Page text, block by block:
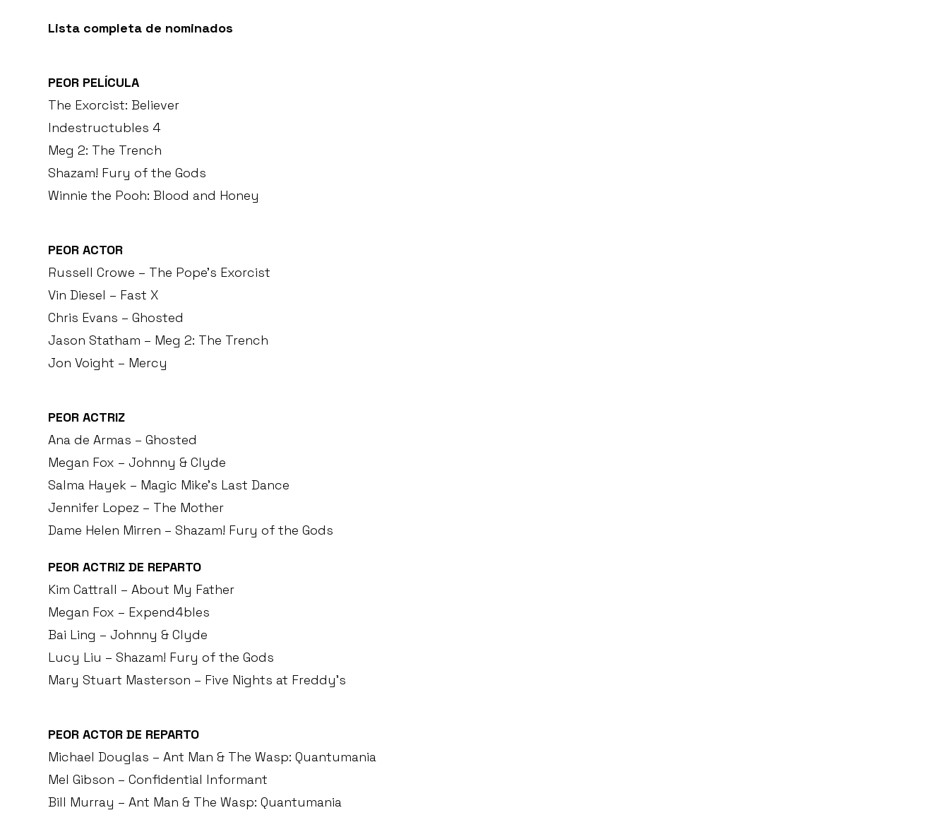
Lista completa de nominados
PEOR PELÍCULA
The Exorcist: Believer
Indestructubles 4
Meg 2: The Trench
Shazam! Fury of the Gods
Winnie the Pooh: Blood and Honey
PEOR ACTOR
Russell Crowe – The Pope’s Exorcist
Vin Diesel – Fast X
Chris Evans – Ghosted
Jason Statham – Meg 2: The Trench
Jon Voight – Mercy
PEOR ACTRIZ
Ana de Armas – Ghosted
Megan Fox – Johnny & Clyde
Salma Hayek – Magic Mike’s Last Dance
Jennifer Lopez – The Mother
Dame Helen Mirren – Shazam! Fury of the Gods
PEOR ACTRIZ DE REPARTO
Kim Cattrall – About My Father
Megan Fox – Expend4bles
Bai Ling – Johnny & Clyde
Lucy Liu – Shazam! Fury of the Gods
Mary Stuart Masterson – Five Nights at Freddy’s
PEOR ACTOR DE REPARTO
Michael Douglas – Ant Man & The Wasp: Quantumania
Mel Gibson – Confidential Informant
Bill Murray – Ant Man & The Wasp: Quantumania